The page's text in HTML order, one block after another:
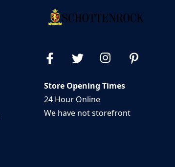
Store Opening Times
24 Hour Online
We have not storefront